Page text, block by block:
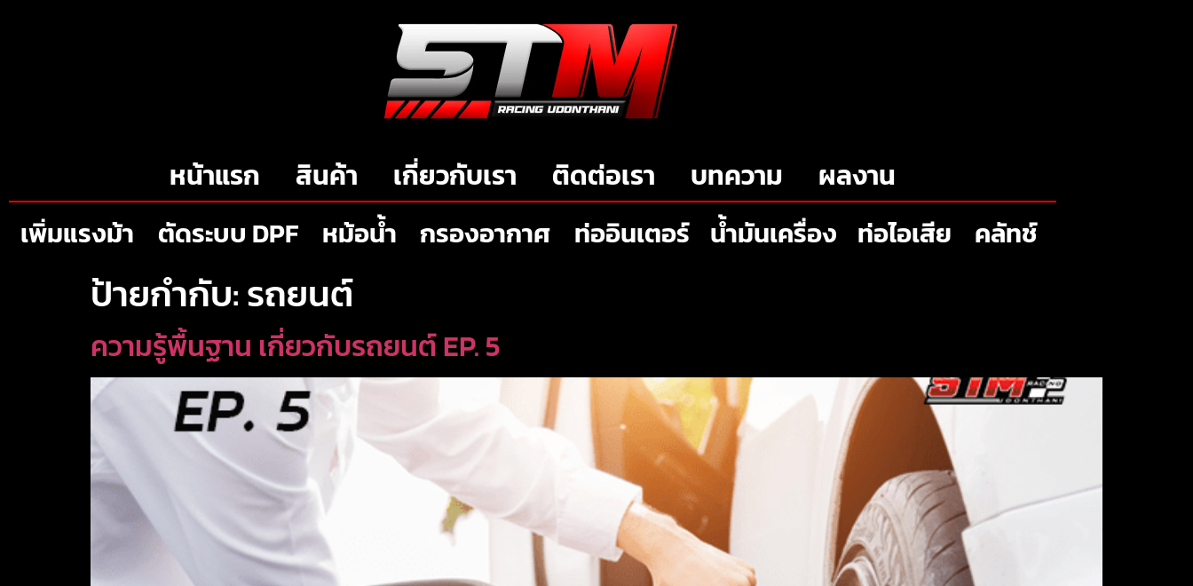
หน้าแรก สินค้า เกี่ยวกับเรา ติดต่อเรา บทความ ผลงาน
เพิ่มแรงม้า ตัดระบบ DPF หม้อน้ำ กรองอากาศ ท่ออินเตอร์ น้ำมันเครื่อง ท่อไอเสีย คลัทช์
ป้ายกำกับ:รถยนต์
ความรู้พื้นฐาน เกี่ยวกับรถยนต์ EP. 5